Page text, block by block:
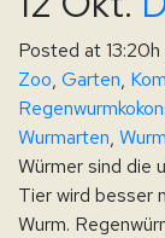
Posted at 13:20h
Zoo, Garten,
Wurmarten,
Würmer sind die
Tier wird besser
Wurm.